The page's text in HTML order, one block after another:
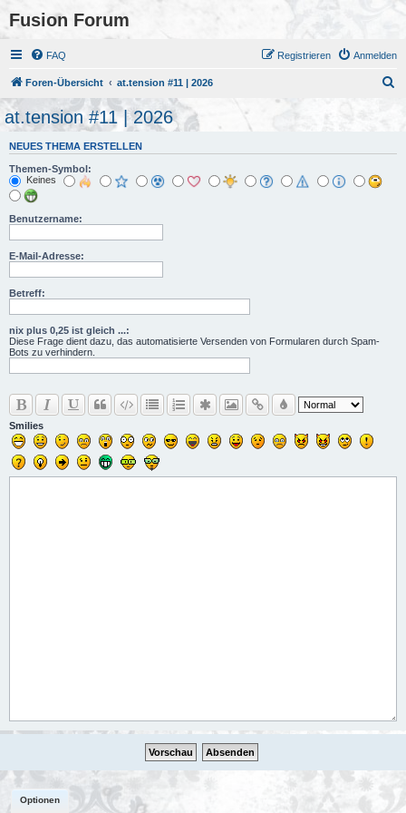
Fusion Forum
FAQ Anmelden
Registrieren
Foren-Übersicht at.tension #11 | 2026
at.tension #11 | 2026
NEUES THEMA ERSTELLEN
Themen-Symbol:
Keines
Benutzername:
E-Mail-Adresse:
Betreff:
nix plus 0,25 ist gleich ...:
Diese Frage dient dazu, das automatisierte Versenden von Formularen durch Spam-
Bots zu verhindern.
Smilies
Optionen